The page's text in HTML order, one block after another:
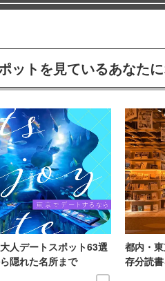
ットを見ているあなた
人デートスポット63選
隠れた名所まで
都内・
存分読